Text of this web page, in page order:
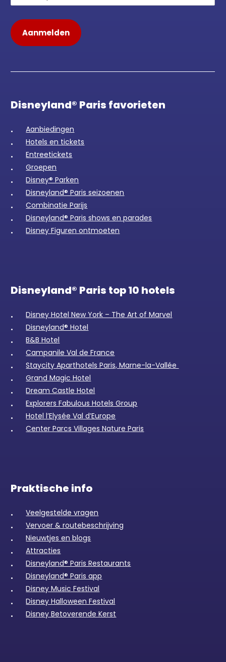
Disneyland® Paris favorieten
Aanbiedingen
Hotels en tickets
Entreetickets
Groepen
Disney® Parken
Disneyland® Paris seizoenen
Combinatie Parijs
Disneyland® Paris shows en parades
Disney Figuren ontmoeten
Disneyland® Paris top 10 hotels
Disney Hotel New York – The Art of Marvel
Disneyland® Hotel
B&B Hotel
Campanile Val de France
Staycity Aparthotels Paris, Marne-la-Vallée
Grand Magic Hotel
Dream Castle Hotel
Explorers Fabulous Hotels Group
Hotel l’Elysée Val d’Europe
Center Parcs Villages Nature Paris
Praktische info
Veelgestelde vragen
Vervoer & routebeschrijving
Nieuwtjes en blogs
Attracties
Disneyland® Paris Restaurants
Disneyland® Paris app
Disney Music Festival
Disney Halloween Festival
Disney Betoverende Kerst